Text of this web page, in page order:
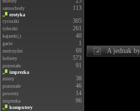
samochody 113
erotyka
cycuszki
305
tyłeczki 261
kajzerki;) 40
gacie 1
meżczyźni 69
kobiety 573
pozostałe 91
imprezka
zrzuty
38
pozostałe 46
powroty 14
imprezka 96
komputery
A jednak